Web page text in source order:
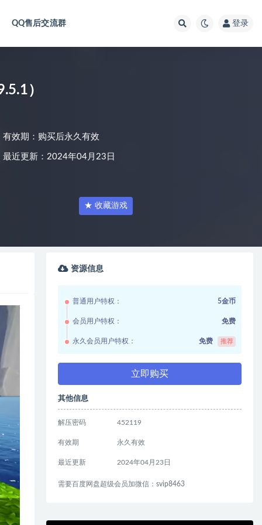
QQ售后交流群 登录
）
有效期：购买后永久有效
最近更新：2024年04月23日
★ 收藏游戏
资源信息
普通用户特权： 5金币
会员用户特权： 免费
永久会员用户特权： 免费 推荐
立即购买
其他信息
解压密码 452119
有效期 永久有效
最近更新 2024年04月23日
需要百度网盘超级会员加微信：svip8463